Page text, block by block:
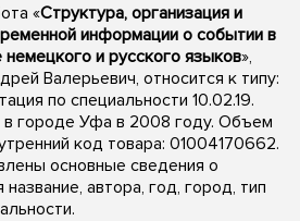
«Структура, организация и
информации о событии в
немецкого и русского языков»,
Валерьевич, относится к типу:
по специальности 10.02.19.
в городе Уфа в 2008 году. Объем
код товара: 01004170662.
основные сведения о
автора, год, город, тип